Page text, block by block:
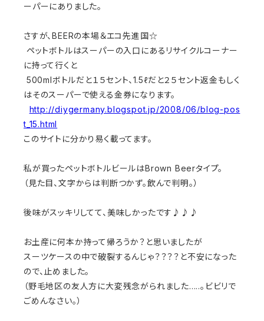
ーパーにありました。
さすが、BEERの本場＆エコ先進国☆
ペットボトルはスーパーの入口にあるリサイクルコーナー
に持って行くと
500mlボトルだと１５セント、1.5ℓだと２５セント返金もしく
はそのスーパーで使える金券になります。
http://diygermany.blogspot.jp/2008/06/blog-pos
t_15.html
このサイトに分かり易く載ってます。
私が買ったペットボトルビールはBrown Beerタイプ。
（見た目、文字からは判断つかず。飲んで判明。）
後味がスッキリしてて、美味しかったです♪♪♪
お土産に何本か持って帰ろうか？と思いましたが
スーツケースの中で破裂するんじゃ？？？？と不安になった
ので、止めました。
（野毛地区の友人方に大変残念がられました.....。ビビリで
ごめんなさい。）